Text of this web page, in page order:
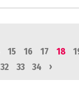
15 16 17 18
32 33 34 ›